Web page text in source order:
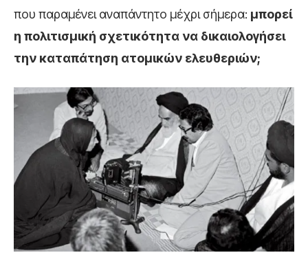
που παραμένει αναπάντητο μέχρι σήμερα: μπορεί
η πολιτισμική σχετικότητα να δικαιολογήσει
την καταπάτηση ατομικών ελευθεριών;